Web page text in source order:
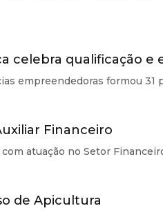
celebra qualificação
empreendedoras formou 31
Financeiro
atuação no Setor
de Apicultura